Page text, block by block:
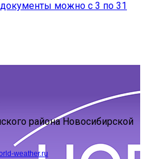
можно с 3 по 31
района Новосибирской
weather.ru